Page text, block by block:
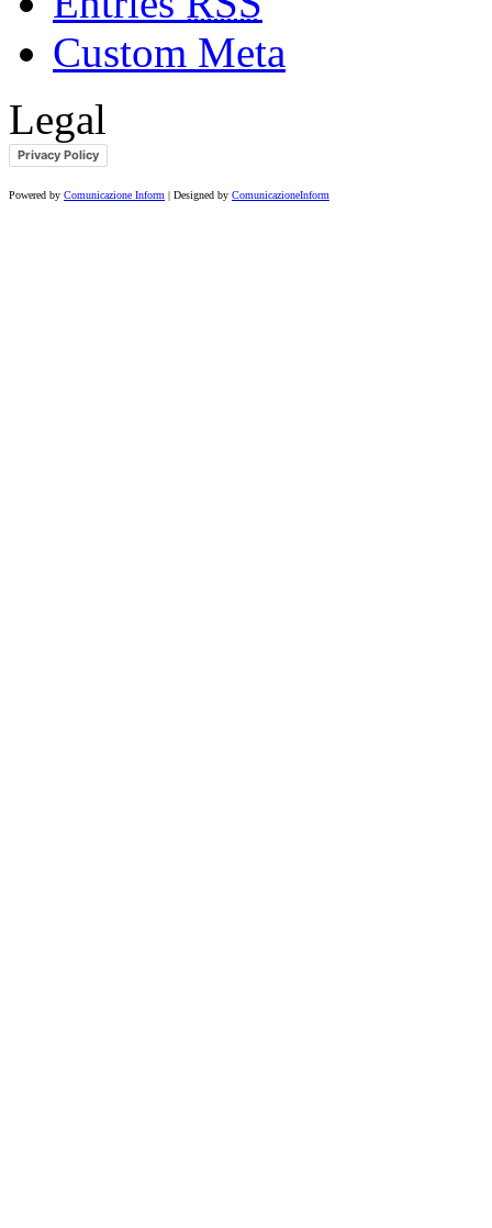
Custom Meta
Legal
Privacy Policy
Powered by Comunicazione Inform | Designed by ComunicazioneInform